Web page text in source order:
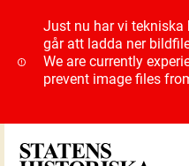
Just nu har vi tekniska
går att ladda ner
We are currently
prevent image files